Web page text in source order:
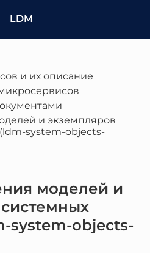
LDM
и их описание
и экземпляров
system-objects-
моделей и
system-objects-